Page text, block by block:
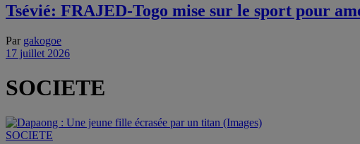
Tsévié: FRAJED-Togo mise sur le sport pour
Par gakogoe
17 juillet 2026
SOCIETE
SOCIETE